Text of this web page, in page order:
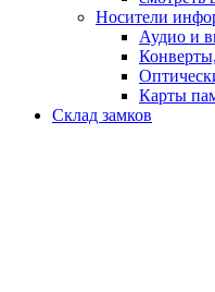
Носители
Аудио и
Карты
Склад замков